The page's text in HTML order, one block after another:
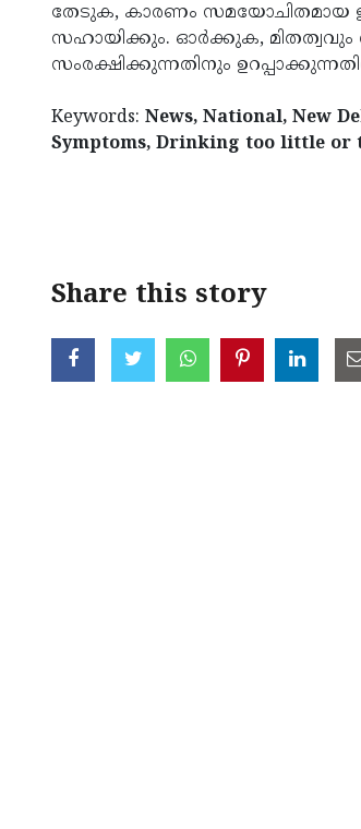
തേടുക, കാരണം സമയോചിതമായ
സഹായിക്കും. ഓർക്കുക, മിതത്വവും
സംരക്ഷിക്കുന്നതിനും
Keywords: News, National, New
Symptoms, Drinking too little or
Share this story